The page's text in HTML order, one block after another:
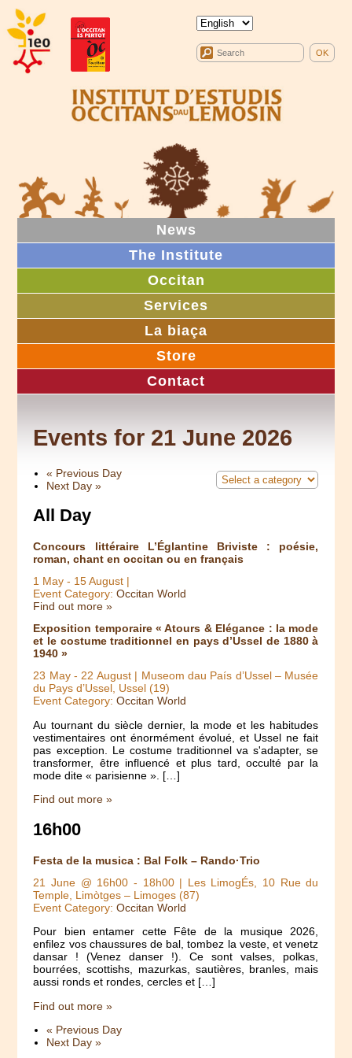
News
The Institute
Occitan
Services
La biaça
Store
Contact
Events for 21 June 2026
« Previous Day
Next Day»
All Day
Concours littéraire L’Églantine Briviste : poésie,
roman, chant en occitan ou en français
1 May - 15 August |
Event Category:Occitan World
Find out more »
Exposition temporaire « Atours & Elégance : la mode
et le costume traditionnel en pays d’Ussel de 1880 à
1940 »
23 May-22 August| Museom dau País d’Ussel – Musée
du Pays d’Ussel, Ussel (19)
Event Category:Occitan World
Au tournant du siècle dernier, la mode et les habitudes
vestimentaires ont énormément évolué, et Ussel ne fait
pas exception. Le costume traditionnel va s'adapter, se
transformer, être influencé et plus tard, occulté par la
mode dite « parisienne ». […]
Find out more »
16h00
Festa de la musica : Bal Folk – Rando·Trio
21 June @ 16h00 - 18h00| Les LimogÉs, 10 Rue du
Temple, Limòtges – Limoges (87)
Event Category:Occitan World
Pour bien entamer cette Fête de la musique 2026,
enfilez vos chaussures de bal, tombez la veste, et venetz
dansar ! (Venez danser !). Ce sont valses, polkas,
bourrées, scottishs, mazurkas, sautières, branles, mais
aussi ronds et rondes, cercles et […]
Find out more »
« Previous Day
Next Day»